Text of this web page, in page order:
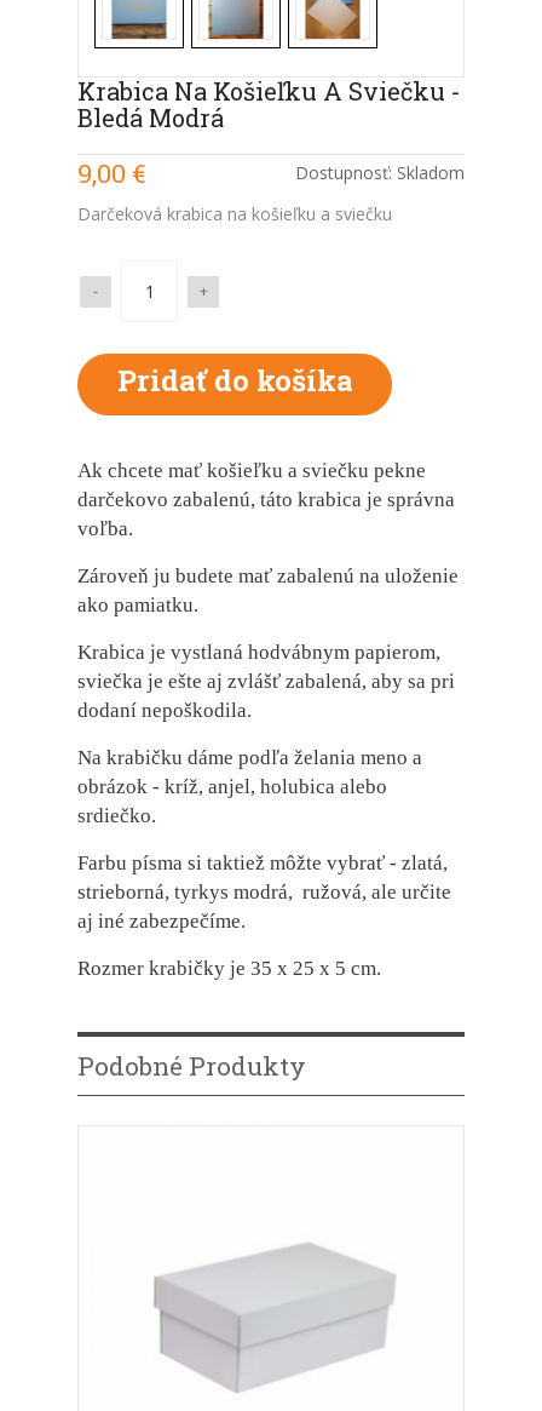
Krabica Na Košieľku A Sviečku -
Bledá Modrá
9,00 € Dostupnosť: Skladom
Darčeková krabica na košieľku a sviečku
+
-
Ak chcete mať košieľku a sviečku pekne
darčekovo zabalenú, táto krabica je správna
voľba.
Zároveň ju budete mať zabalenú na uloženie
ako pamiatku.
Krabica je vystlaná hodvábnym papierom,
sviečka je ešte aj zvlášť zabalená, aby sa pri
dodaní nepoškodila.
Na krabičku dáme podľa želania meno a
obrázok - kríž, anjel, holubica alebo
srdiečko.
Farbu písma si taktiež môžte vybrať - zlatá,
strieborná, tyrkys modrá, ružová, ale určite
aj iné zabezpečíme.
Rozmer krabičky je 35 x 25 x 5 cm.
Podobné Produkty